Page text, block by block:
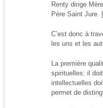
Renty dirige
Père Saint Jure.
C’est donc à
les uns et les
La première
spirituelles: il
intellectuelles
permet de